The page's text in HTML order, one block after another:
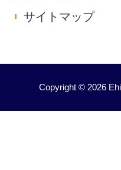
サイトマップ
Copyright © 2026